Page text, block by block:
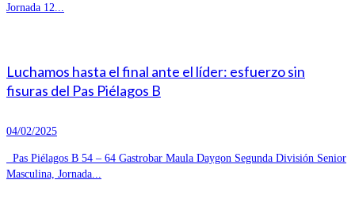
Jornada 12...
Luchamos hasta el final ante el líder: esfuerzo sin
fisuras del Pas Piélagos B
04/02/2025
Pas Piélagos B 54 – 64 Gastrobar Maula Daygon Segunda División Senior
Masculina, Jornada...